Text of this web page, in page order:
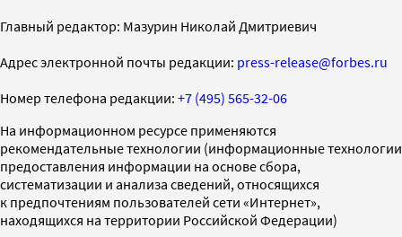
Главный редактор: Мазурин Николай Дмитриевич
Адрес электронной почты редакции: press-release@forbes.ru
Номер телефона редакции: +7 (495) 565-32-06
На информационном ресурсе применяются
рекомендательные технологии (информационные технологии
предоставления информации на основе сбора,
систематизации и анализа сведений, относящихся
к предпочтениям пользователей сети «Интернет»,
находящихся на территории Российской Федерации)